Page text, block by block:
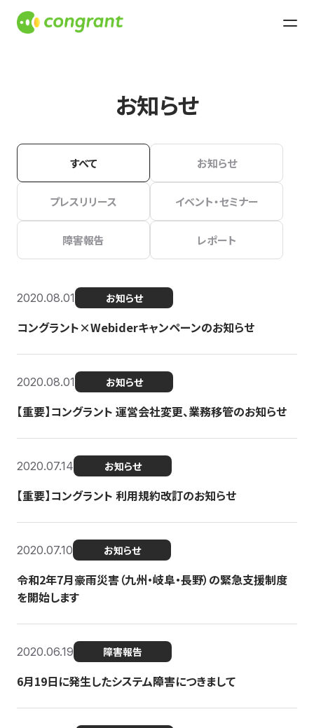
お知らせ
すべて お知らせ
プレスリリース イベント・セミナー
障害報告 レポート
2020.08.01 お知らせ
コングラント×Webiderキャンペーンのお知らせ
2020.08.01 お知らせ
【重要】コングラント 運営会社変更、業務移管のお知らせ
2020.07.14 お知らせ
【重要】コングラント 利用規約改訂のお知らせ
2020.07.10 お知らせ
令和2年7月豪雨災害（九州・岐阜・長野）の緊急支援制度
を開始します
2020.06.19 障害報告
6月19日に発生したシステム障害につきまして